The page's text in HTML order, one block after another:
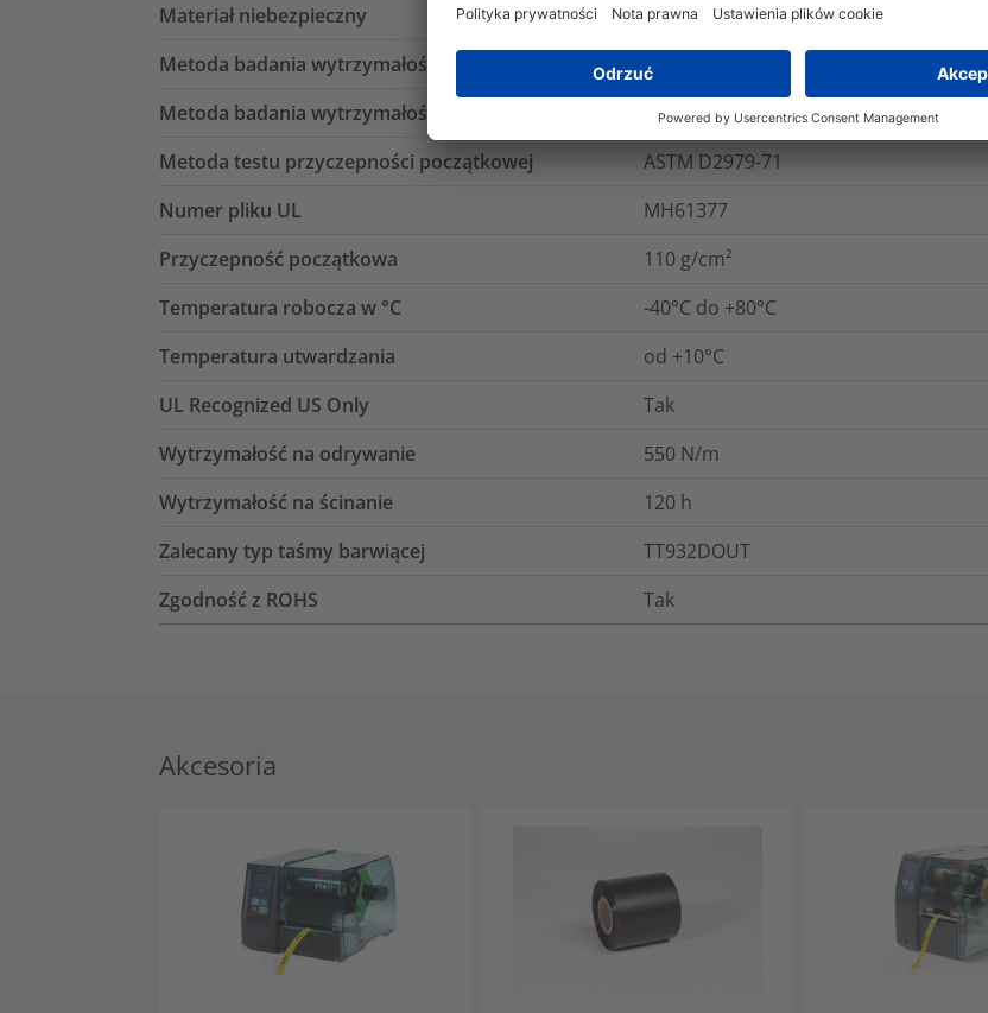
Materiał niebezpieczny
Nie
Metoda badania wytrzymałości na odrywanie
PSTC 7
Metoda badania wytrzymałości na ścinanie
FINAT FTM 8
Metoda testu przyczepności początkowej
ASTM D2979-71
Numer pliku UL
MH61377
Przyczepność początkowa
110 g/cm²
Temperatura robocza w °C
-40°C do +80°C
Temperatura utwardzania
od +10°C
UL Recognized US Only
Tak
Wytrzymałość na odrywanie
550 N/m
Wytrzymałość na ścinanie
120 h
Zalecany typ taśmy barwiącej
TT932DOUT
Zgodność z ROHS
Tak
Akcesoria